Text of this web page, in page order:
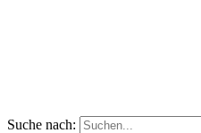
Suche nach: